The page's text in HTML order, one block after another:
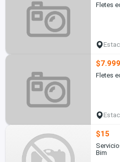
Fletes
$7.999
Fletes
$15
Bim